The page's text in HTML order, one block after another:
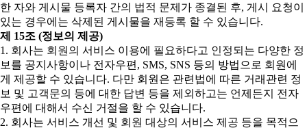
한 자와 게시물 등록자 간의 법적 문제가 종결된 후, 게시 요청이
있는 경우에는 삭제된 게시물을 재등록 할 수 있습니다.
제 15조 (정보의 제공)
1. 회사는 회원의 서비스 이용에 필요하다고 인정되는 다양한 정
보를 공지사항이나 전자우편, SMS, SNS 등의 방법으로 회원에
게 제공할 수 있습니다. 다만 회원은 관련법에 따른 거래관련 정
보 및 고객문의 등에 대한 답변 등을 제외하고는 언제든지 전자
우편에 대해서 수신 거절을 할 수 있습니다.
2. 회사는 서비스 개선 및 회원 대상의 서비스 제공 등을 목적으